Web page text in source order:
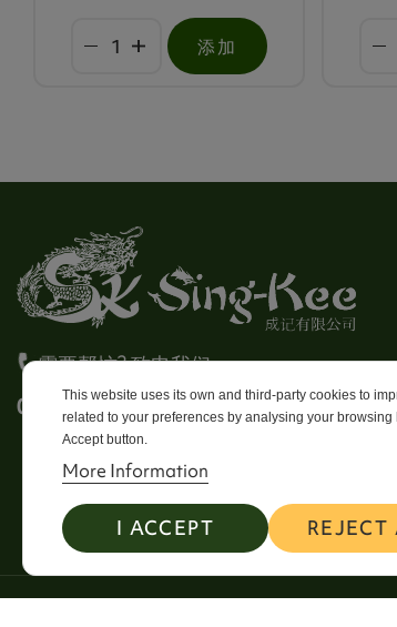
添加
需要帮忙? 致电我们
0113 246 8838 Option 4
This website uses its own and third-party cookies to
related to your preferences by analysing your
Accept button.
More Information
I ACCEPT REJECT